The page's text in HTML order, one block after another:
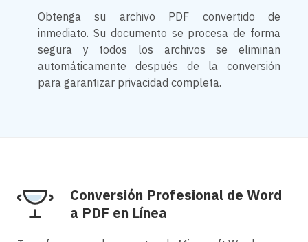
Obtenga su archivo PDF convertido de
inmediato. Su documento se procesa de forma
segura y todos los archivos se eliminan
automáticamente después de la conversión
para garantizar privacidad completa.
Conversión Profesional de Word
a PDF en Línea